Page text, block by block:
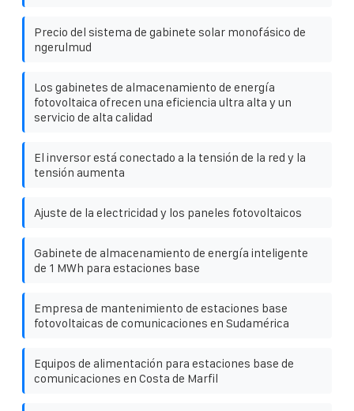
Precio del sistema de gabinete solar monofásico de
ngerulmud
Los gabinetes de almacenamiento de energía
fotovoltaica ofrecen una eficiencia ultra alta y un
servicio de alta calidad
El inversor está conectado a la tensión de la red y la
tensión aumenta
Ajuste de la electricidad y los paneles fotovoltaicos
Gabinete de almacenamiento de energía inteligente
de 1 MWh para estaciones base
Empresa de mantenimiento de estaciones base
fotovoltaicas de comunicaciones en Sudamérica
Equipos de alimentación para estaciones base de
comunicaciones en Costa de Marfil